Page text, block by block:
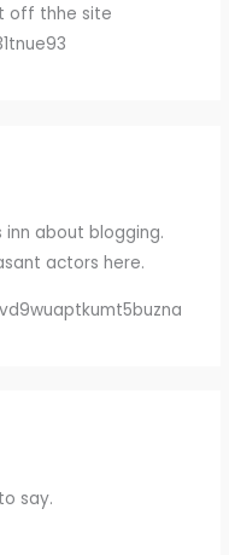
off thhe site
about blogging.
actors here.
say.